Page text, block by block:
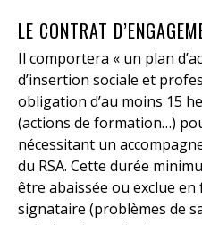
LE CONTRAT
Il comportera « un plan
d’insertion sociale et
obligation d’au moins 15
(actions de formation…)
nécessitant un
du RSA. Cette durée
être abaissée ou exclue
signataire (problèmes de